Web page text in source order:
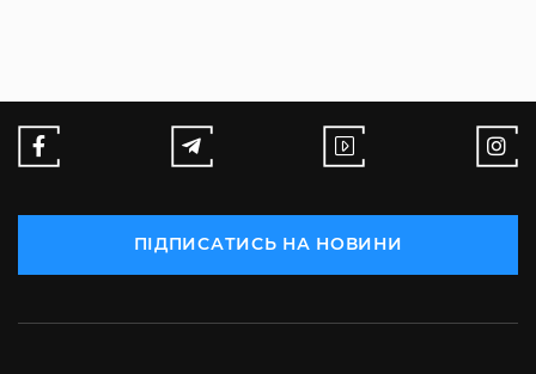
ПІДПИСАТИСЬ НА НОВИНИ